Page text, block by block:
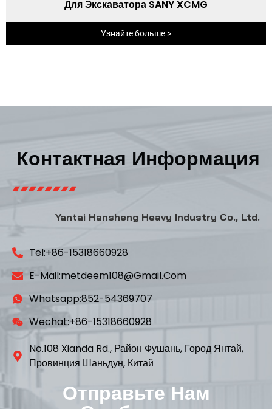
Для Экскаватора SANY XCMG
Узнайте больше >
Контактная Информация
Yantai Hansheng Heavy Industry Co., Ltd.
Tel:+86-15318660928
E-Mail:metdeem108@gmail.com
Whatsapp:852-54369707
Wechat:+86-15318660928
No.108 Xianda Rd., Район Фушань, Город Янтай,
Провинция Шаньдун, Китай
Отправьте Нам